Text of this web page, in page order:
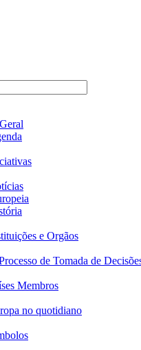
e Orgãos
de Tomada de
Membros
no quotidiano